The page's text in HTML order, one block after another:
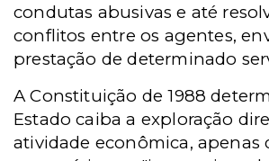
condutas abusivas e até
conflitos entre os agentes,
prestação de determinado
A Constituição de 1988
Estado caiba a exploração
atividade econômica, apenas